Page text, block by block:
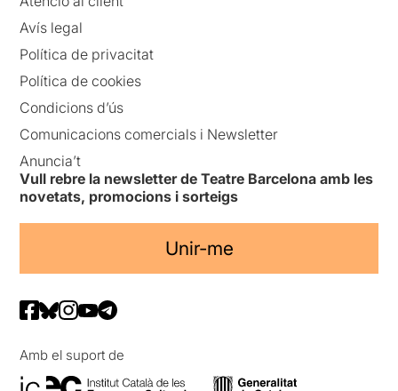
Avís legal
Política de privacitat
Política de cookies
Condicions d’ús
Comunicacions comercials i Newsletter
Anuncia’t
Vull rebre la newsletter de Teatre Barcelona amb les
novetats, promocions i sorteigs
Unir-me
Amb el suport de